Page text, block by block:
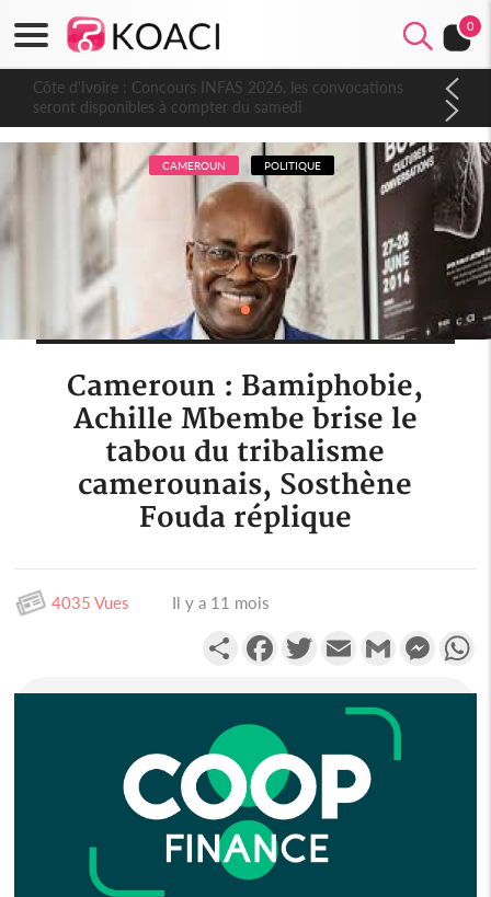
0
Côte d'Ivoire : Concours INFAS 2026, les convocations
seront disponibles à compter du samedi
CAMEROUN POLITIQUE
Cameroun : Bamiphobie,
Achille Mbembe brise le
tabou du tribalisme
camerounais, Sosthène
Fouda réplique
4035 Vues Il y a 11 mois
PartagerFacebookTwitterEmail Gmail